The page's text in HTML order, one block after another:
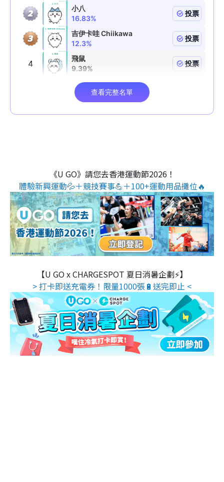
《U GO》請您去香港運動節2026！
體驗新興運動💦＋競技賽事💪＋100+運動用品攤位🔥
【U GO x CHARGESPOT 夏日消暑企劃⚡】
> 打卡即送充電券！限量1000張🔋送完即止 <